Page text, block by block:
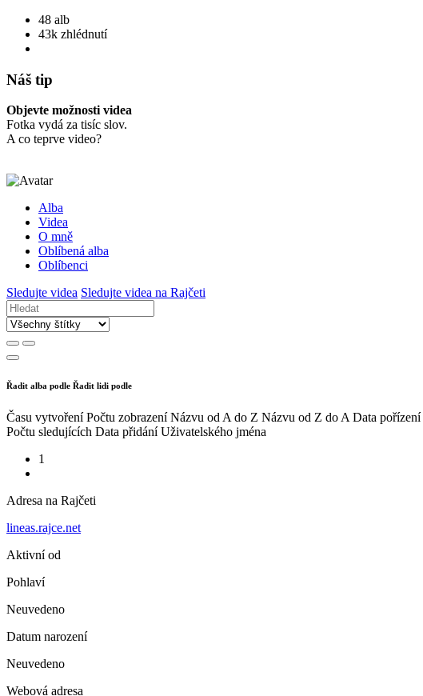
48 alb
43k zhlédnutí
Náš tip
Objevte možnosti videa
Fotka vydá za tisíc slov.
A co teprve video?
Alba
Videa
O mně
Oblíbená alba
Oblíbenci
Sledujte videa Sledujte videa na Rajčeti
Řadit alba podle Řadit lidi podle
Času vytvoření Počtu zobrazení Názvu od A do Z Názvu od Z do A Data pořízení
Počtu sledujících Data přidání Uživatelského jména
1
Adresa na Rajčeti
lineas.rajce.net
Aktivní od
Pohlaví
Neuvedeno
Datum narození
Neuvedeno
Webová adresa